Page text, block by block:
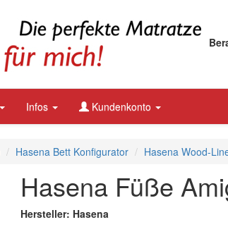
Infos Kundenkonto
Hasena Bett Konfigurator Hasena Wood-
Hasena Füße
Hersteller: Hasena